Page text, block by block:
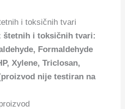
i toksičnih tvari
štetnih i toksičnih tvari:
Formaldehyde
Xylene, Triclosan,
nije testiran na